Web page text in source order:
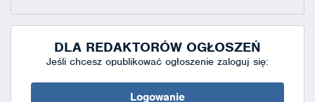
DLA REDAKTORÓW OGŁOSZEŃ
Jeśli chcesz opublikować ogłoszenie zaloguj się:
Logowanie